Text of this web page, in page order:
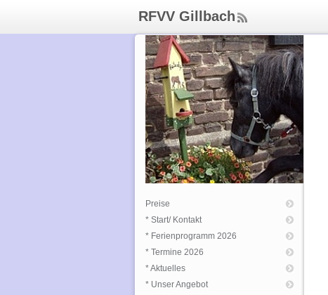
RFVV Gillbach
d
Rs
s
Preise
* Start/ Kontakt
* Ferienprogramm 2026
* Termine 2026
* Aktuelles
* Unser Angebot